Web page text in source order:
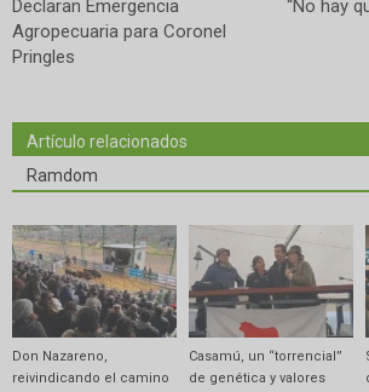
Declaran Emergencia
Agropecuaria para Coronel
Pringles
“No hay
Artículo relacionados
Ramdom
Don Nazareno,
reivindicando el camino
Casamú, un “torrencial”
de genética y valores